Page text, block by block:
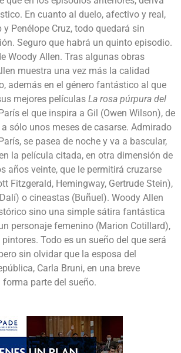
En cuanto al duelo, afectivo y real,
Penélope Cruz, todo quedará sin
Seguro que habrá un quinto episodio.
Woody Allen. Tras algunas obras
muestra una vez más la calidad
además en el género fantástico al que
mejores películas La rosa púrpura del
el que inspira a Gil (Owen Wilson), de
sólo unos meses de casarse. Admirado
se pasea de noche y va a bascular,
la película citada, en otra dimensión de
años veinte, que le permitirá cruzarse
Fitzgerald, Hemingway, Gertrude Stein),
o cineastas (Buñuel). Woody Allen
sino una simple sátira fantástica
personaje femenino (Marion Cotillard),
Todo es un sueño del que será
sin olvidar que la esposa del
Carla Bruni, en una breve
parte del sueño.